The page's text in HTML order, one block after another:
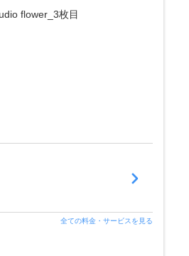
全ての料金・サービスを見る